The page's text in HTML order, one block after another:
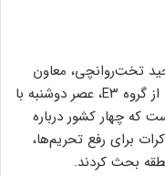
تخت‌روانچی، معاون
وزیر خارجه جمهوری اسلامی، و همتایانش از گروه E۳، عصر دوشنبه با
که چهار کشور درباره
برای رفع تحریم‌ها،
بحث کردند.